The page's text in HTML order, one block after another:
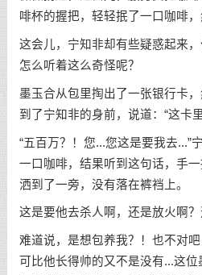
啡杯的握把，轻轻抿了一口咖啡，
这会儿，宁知非却有些疑惑起来，
怎么听着这么奇怪呢？
墨玉合从包里掏出了一张银行卡
到了宁知非的身前，说道：“这卡
“五百万？！您...您这是要我去...”
一口咖啡，结果听到这句话，手
洒到了一旁，没有落在裤裆上。
这是要他去杀人啊，还是放火啊？
难道说，是想包养我？！也不对吧
可比他长得帅的又不是没有...这